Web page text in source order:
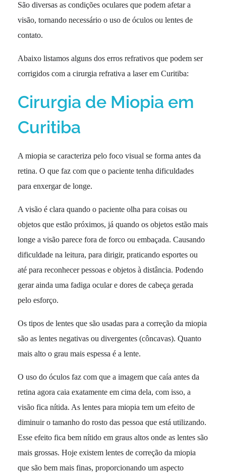
São diversas as condições oculares que podem afetar a
visão, tornando necessário o uso de óculos ou lentes de
contato.
Abaixo listamos alguns dos erros refrativos que podem ser
corrigidos com a cirurgia refrativa a laser em Curitiba:
Cirurgia de Miopia em
Curitiba
A miopia se caracteriza pelo foco visual se forma antes da
retina. O que faz com que o paciente tenha dificuldades
para enxergar de longe.
A visão é clara quando o paciente olha para coisas ou
objetos que estão próximos, já quando os objetos estão mais
longe a visão parece fora de forco ou embaçada. Causando
dificuldade na leitura, para dirigir, praticando esportes ou
até para reconhecer pessoas e objetos à distância. Podendo
gerar ainda uma fadiga ocular e dores de cabeça gerada
pelo esforço.
Os tipos de lentes que são usadas para a correção da miopia
são as lentes negativas ou divergentes (côncavas). Quanto
mais alto o grau mais espessa é a lente.
O uso do óculos faz com que a imagem que caía antes da
retina agora caia exatamente em cima dela, com isso, a
visão fica nítida. As lentes para miopia tem um efeito de
diminuir o tamanho do rosto das pessoa que está utilizando.
Esse efeito fica bem nítido em graus altos onde as lentes são
mais grossas. Hoje existem lentes de correção da miopia
que são bem mais finas, proporcionando um aspecto